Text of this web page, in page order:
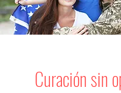
Curación sin